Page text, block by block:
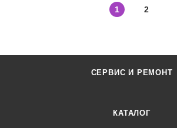
1 2
СЕРВИС И РЕМОНТ
КАТАЛОГ